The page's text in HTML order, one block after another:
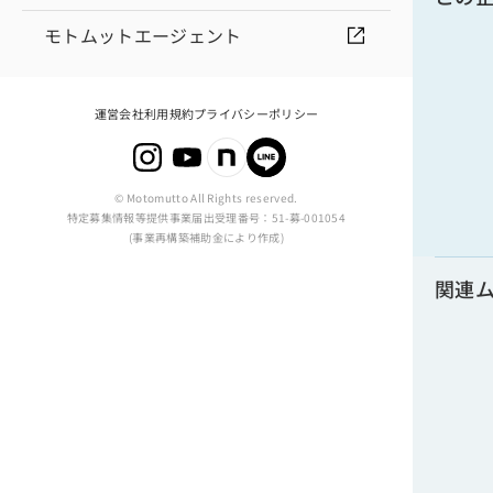
モトムットエージェント
運営会社利用規約プライバシーポリシー
© Motomutto All Rights reserved.
特定募集情報等提供事業届出受理番号：51-募-001054
(事業再構築補助金により作成)
関連